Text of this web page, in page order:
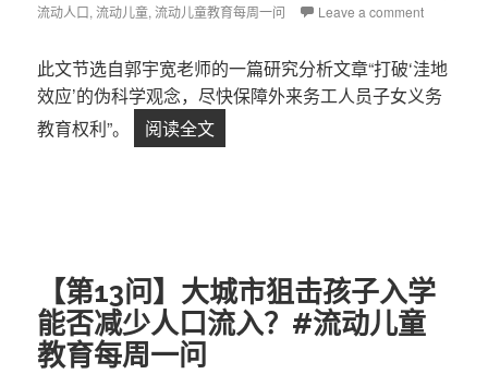
on
流动人口,流动儿童,流动儿童教育每周一问 Leave a comment
此文节选自郭宇宽老师的一篇研究分析文章“打破‘洼地
效应’的伪科学观念，尽快保障外来务工人员子女义务
教育权利”。
阅读全文
【第13问】大城市狙击孩子入学
能否减少人口流入？#流动儿童
教育每周一问